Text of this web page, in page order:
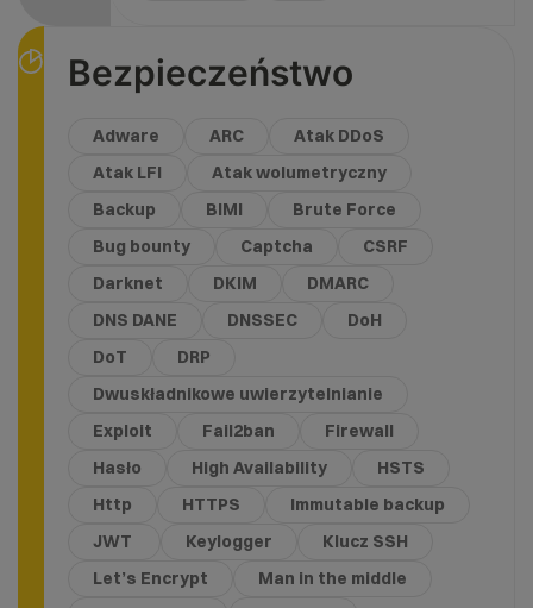
Bezpieczeństwo
Adware ARC
Atak DDoS
Atak LFI
Atak wolumetryczny
Backup
BIMI
Brute Force
Bug bounty
Captcha
CSRF
Darknet
DKIM
DMARC
DNS DANE
DNSSEC
DoH
DoT
DRP
Dwuskładnikowe uwierzytelnianie
Exploit
Fail2ban
Firewall
Hasło
High Availability
HSTS
Http
HTTPS
Immutable backup
JWT
Keylogger
Klucz SSH
Let’s Encrypt
Man in the middle